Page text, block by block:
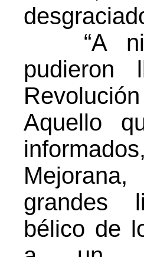
“A
pudieron
Aquello
grandes
bélico de